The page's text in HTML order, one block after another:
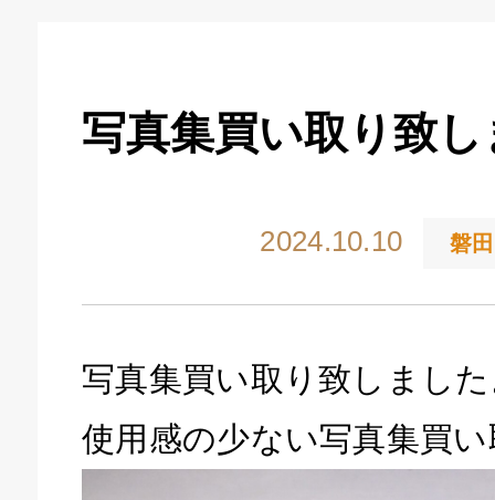
写真集買い取り致
2024.10.10 磐
写真集買い取り致しまし
使用感の少ない写真集買